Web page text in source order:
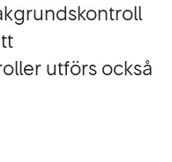
utförs också